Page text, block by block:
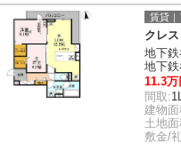
賃貸｜
クレ
地下
地下
11.3万
間取:
建物
土地
敷金/